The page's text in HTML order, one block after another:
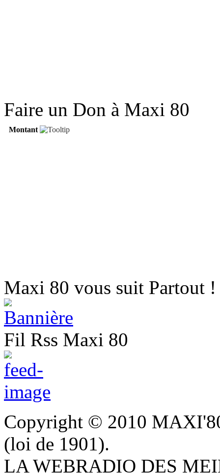
Faire un Don à Maxi 80
Montant
Maxi 80 vous suit Partout !
Fil Rss Maxi 80
Copyright © 2010
(loi de 1901).
LA WEBRADIO DES